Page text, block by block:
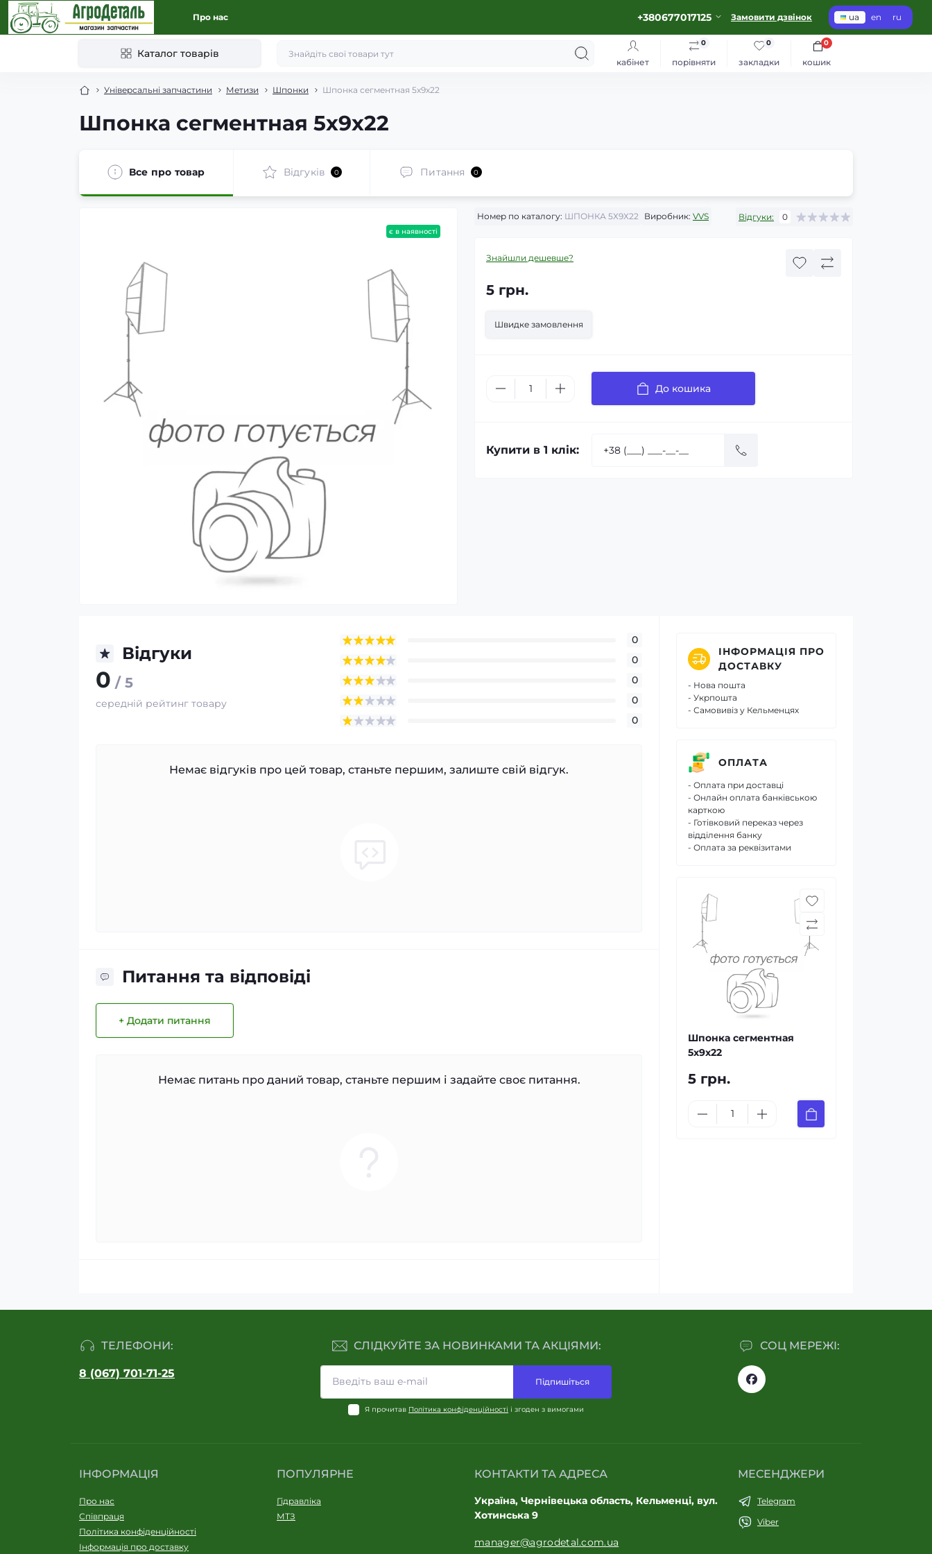
Про нас +380677017125 Замовити дзвінок ua en ru
Каталог товарів
кабінет порівняти
0
закладки
0
кошик
0
Універсальні запчастини Метизи Шпонки Шпонка сегментная 5х9х22
Шпонка сегментная 5х9х22
Все про товар Відгуків 0 Питання 0
є в наявності
Номер по каталогу: ШПОНКА 5Х9Х22 Виробник: VVS Відгуки: 0
Знайшли дешевше?
5 грн.
Швидке замовлення
До кошика
Купити в 1 клік:
Відгуки
0 / 5
середній рейтинг товару
0
0
0
0
0
Немає відгуків про цей товар, станьте першим, залиште свій відгук.
Питання та відповіді
+ Додати питання
Немає питань про даний товар, станьте першим і задайте своє питання.
ІНФОРМАЦІЯ ПРО
ДОСТАВКУ
- Нова пошта
- Укрпошта
- Самовивіз у Кельменцях
ОПЛАТА
- Оплата при доставці
- Онлайн оплата банківською
карткою
- Готівковий переказ через
відділення банку
- Оплата за реквізитами
Шпонка сегментная
5х9х22
5 грн.
ТЕЛЕФОНИ:
8 (067) 701-71-25
СОЦ МЕРЕЖІ:
СЛІДКУЙТЕ ЗА НОВИНКАМИ ТА АКЦІЯМИ:
Підпишіться
Я прочитав Політика конфіденційності і згоден з вимогами
ІНФОРМАЦІЯ
Про нас
Співпраця
Політика конфіденційності
Інформація про доставку
ПОПУЛЯРНЕ
Гідравліка
МТЗ
КОНТАКТИ ТА АДРЕСА
Україна, Чернівецька область, Кельменці, вул.
Хотинська 9
manager@agrodetal.com.ua
МЕСЕНДЖЕРИ
Telegram
Viber